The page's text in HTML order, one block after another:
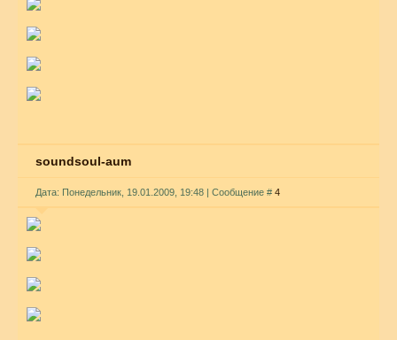
soundsoul-aum
Дата: Понедельник, 19.01.2009, 19:48 | Сообщение # 4